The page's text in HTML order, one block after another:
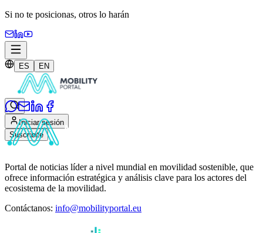
Si no te posicionas, otros lo harán
ES EN
Iniciar sesión
Suscribite
Portal de noticias líder a nivel mundial en movilidad sostenible, que
ofrece información estratégica y análisis clave para los actores del
ecosistema de la movilidad.
Contáctanos: info@mobilityportal.eu